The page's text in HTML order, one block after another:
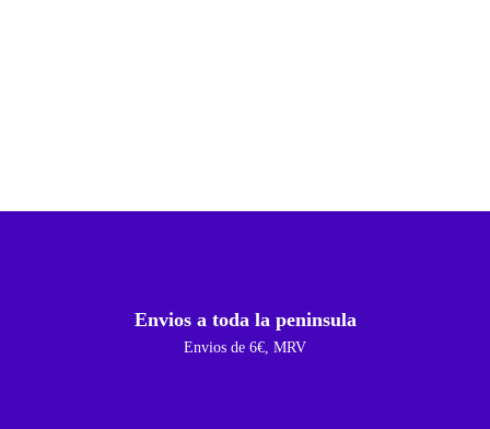
Envios a toda la peninsula
Envios de 6€, MRV